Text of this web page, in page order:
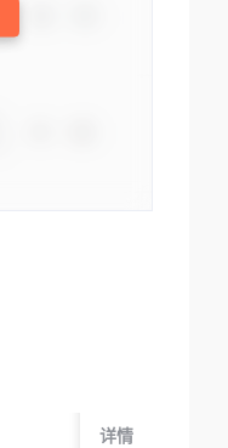
起运国/地区
详情